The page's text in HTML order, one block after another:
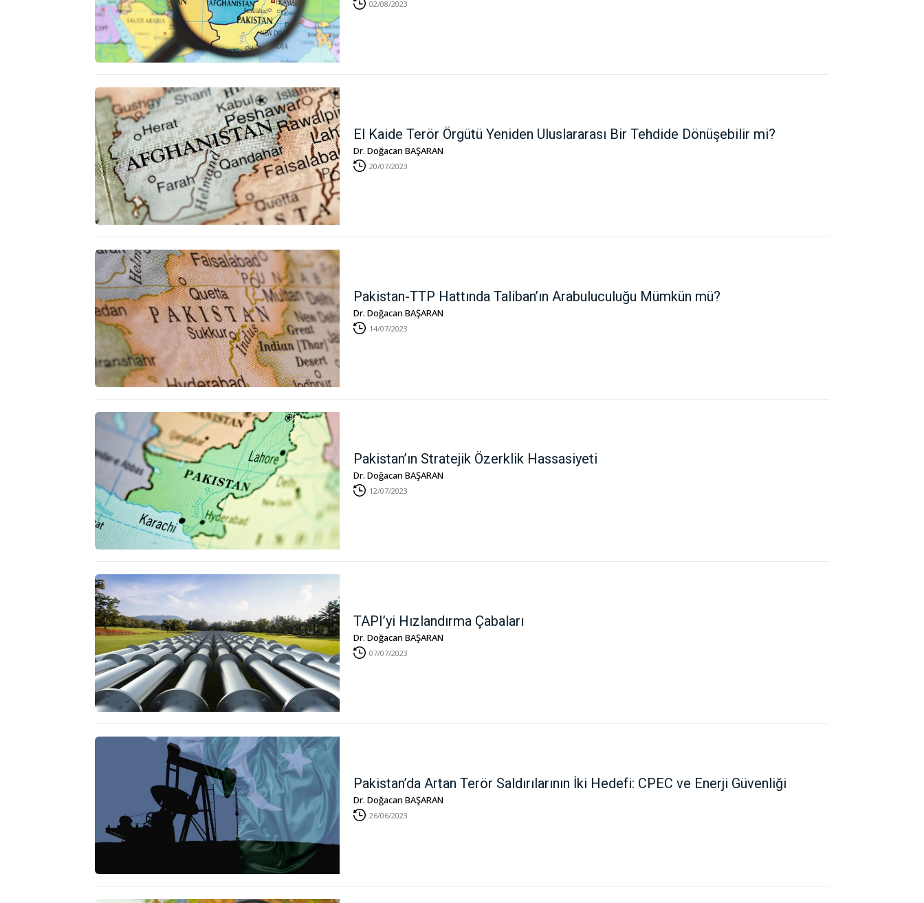
02/08/2023
El Kaide Terör Örgütü Yeniden Uluslararası Bir Tehdide Dönüşebilir mi?
Dr. Doğacan BAŞARAN
20/07/2023
Pakistan-TTP Hattında Taliban’ın Arabuluculuğu Mümkün mü?
Dr. Doğacan BAŞARAN
14/07/2023
Pakistan’ın Stratejik Özerklik Hassasiyeti
Dr. Doğacan BAŞARAN
12/07/2023
TAPI’yi Hızlandırma Çabaları
Dr. Doğacan BAŞARAN
07/07/2023
Pakistan’da Artan Terör Saldırılarının İki Hedefi: CPEC ve Enerji Güvenliği
Dr. Doğacan BAŞARAN
26/06/2023